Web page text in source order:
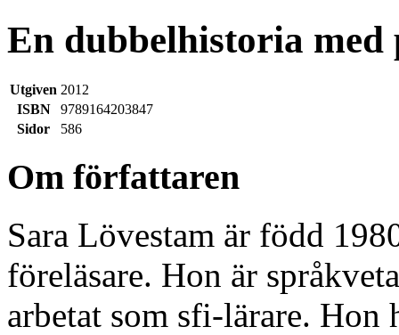
En dubbelhistoria med
Utgiven 2012
ISBN
9789164203847
Sidor
586
Om författaren
Sara Lövestam är född
föreläsare. Hon är
arbetat som sfi-lärare.